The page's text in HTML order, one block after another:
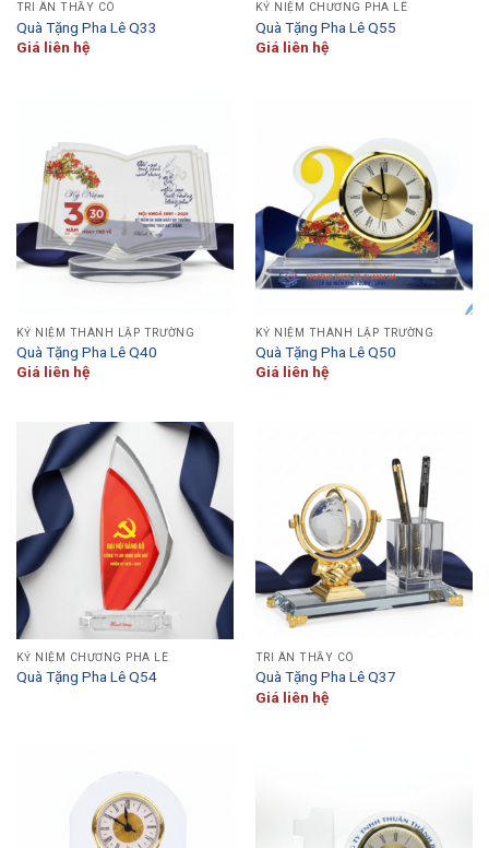
TRI ÂN THẦY CÔ
Quà Tặng Pha Lê Q33
Giá liên hệ
KỶ NIỆM CHƯƠNG PHA LÊ
Quà Tặng Pha Lê Q55
Giá liên hệ
KỶ NIỆM THÀNH LẬP TRƯỜNG
Quà Tặng Pha Lê Q40
Giá liên hệ
KỶ NIỆM THÀNH LẬP TRƯỜNG
Quà Tặng Pha Lê Q50
Giá liên hệ
KỶ NIỆM CHƯƠNG PHA LÊ
Quà Tặng Pha Lê Q54
TRI ÂN THẦY CÔ
Quà Tặng Pha Lê Q37
Giá liên hệ